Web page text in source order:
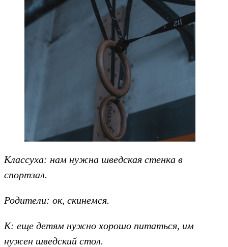
Классуха: нам нужна шведская стенка в
спортзал.
Родители: ок, скинемся.
К: еще детям нужно хорошо питаться, им
нужен шведский стол.